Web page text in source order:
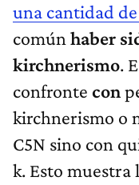
una cantidad
común haber
kirchnerismo.
confronte con
kirchnerismo o
C5N sino con
k. Esto muestra